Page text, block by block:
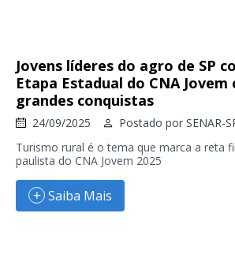
Jovens líderes do agro de SP
Etapa Estadual do CNA Jovem
grandes conquistas
24/09/2025 Postado por SENAR-
Turismo rural é o tema que marca a reta
paulista do CNA Jovem 2025
Saiba Mais